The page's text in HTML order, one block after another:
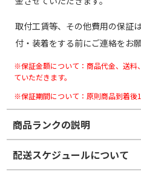
取付工賃等、その他費用の保証
付・装着をする前にご連絡をお
※保証金額について：商品代金、送料
ていただきます。
※保証期間について：原則商品到着後
商品ランクの説明
※商品ランクは出品者の主観に
かじめご了承
配送スケジュールについて